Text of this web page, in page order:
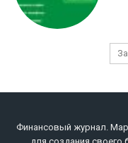
Финансовый журнал.